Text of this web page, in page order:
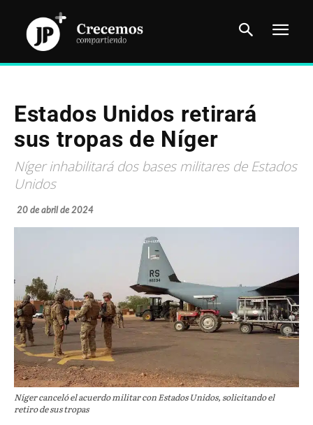
Estados Unidos retirará
sus tropas de Níger
Níger inhabilitará dos bases militares de Estados
Unidos
20 de abril de 2024
Níger canceló el acuerdo militar con Estados Unidos, solicitando el
retiro de sus tropas